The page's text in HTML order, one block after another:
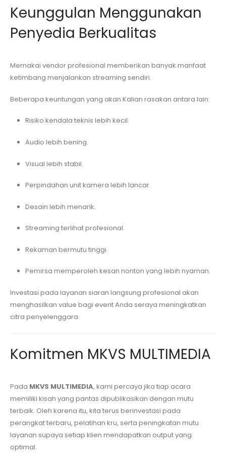
Keunggulan Menggunakan
Penyedia Berkualitas
Memakai vendor profesional memberikan banyak manfaat
ketimbang menjalankan streaming sendiri.
Beberapa keuntungan yang akan Kalian rasakan antara lain:
Risiko kendala teknis lebih kecil.
Audio lebih bening.
Visual lebih stabil.
Perpindahan unit kamera lebih lancar.
Desain lebih menarik.
Streaming terlihat profesional.
Rekaman bermutu tinggi.
Pemirsa memperoleh kesan nonton yang lebih nyaman.
Investasi pada layanan siaran langsung profesional akan
menghasilkan value bagi event Anda seraya meningkatkan
citra penyelenggara.
Komitmen MKVS MULTIMEDIA
Pada MKVS MULTIMEDIA, kami percaya jika tiap acara
memiliki kisah yang pantas dipublikasikan dengan mutu
terbaik. Oleh karena itu, kita terus berinvestasi pada
perangkat terbaru, pelatihan kru, serta peningkatan mutu
layanan supaya setiap klien mendapatkan output yang
optimal.